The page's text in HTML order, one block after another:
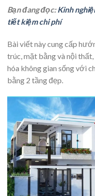
Bạn đang đọc:Kinh
tiết kiệm chi phí
Bài viết này cung cấp
trúc, mặt bằng và nội
hóa không gian sống với
bằng 2 tầng đẹp.